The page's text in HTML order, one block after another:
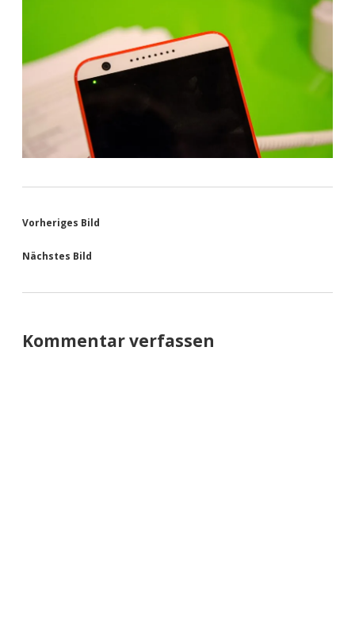
Vorheriges Bild
Nächstes Bild
Kommentar verfassen